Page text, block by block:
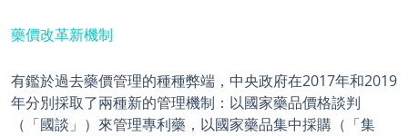
藥價改革新機制
有鑑於過去藥價管理的種種弊端，中央政府在2017年和2019
年分別採取了兩種新的管理機制：以國家藥品價格談判
（「國談」）來管理專利藥，以國家藥品集中採購（「集